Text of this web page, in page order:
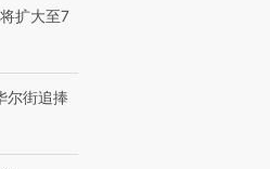
扩大至7
尔街追捧